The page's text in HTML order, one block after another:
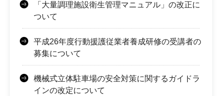
「大量調理施設衛生管理マニュアル」の改正に
ついて
平成26年度行動援護従業者養成研修の受講者の
募集について
機械式立体駐車場の安全対策に関するガイドラ
インの改定について